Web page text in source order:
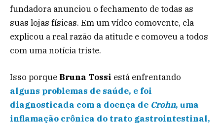
fundadora anunciou o fechamento de todas as
suas lojas físicas. Em um vídeo comovente, ela
explicou a real razão da atitude e comoveu a todos
com uma notícia triste.
Isso porque Bruna Tossi está enfrentando
alguns problemas de saúde, e foi
diagnosticada com a doença de Crohn, uma
inflamação crônica do trato gastrointestinal,